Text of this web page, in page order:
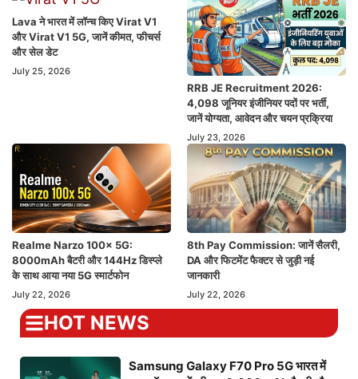
Lava ने भारत में लॉन्च किए Virat V1
और Virat V1 5G, जानें कीमत, फीचर्स
और सेल डेट
July 25, 2026
RRB JE Recruitment 2026:
4,098 जूनियर इंजीनियर पदों पर भर्ती,
जानें योग्यता, आवेदन और चयन प्रक्रिया
July 23, 2026
Realme Narzo 100x 5G:
8000mAh बैटरी और 144Hz डिस्प्ले
के साथ आया नया 5G स्मार्टफोन
July 22, 2026
8th Pay Commission: जानें सैलरी,
DA और फिटमेंट फैक्टर से जुड़ी नई
जानकारी
July 22, 2026
HOT NEWS
Samsung Galaxy F70 Pro 5G भारत में